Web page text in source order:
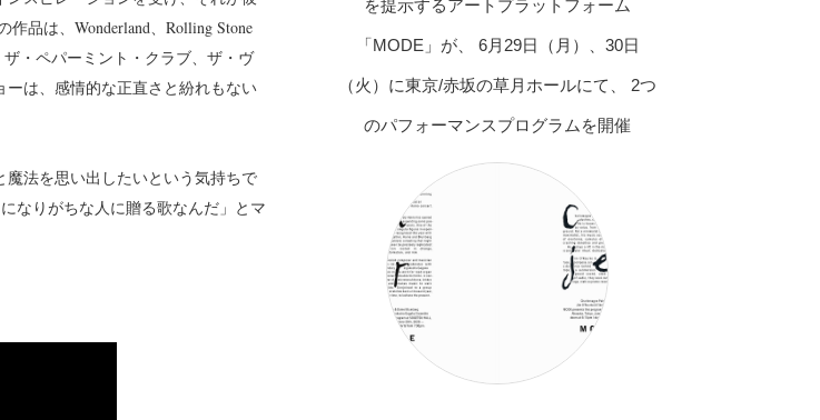
品は、Wonderland、Rolling Stone
・ペパーミント・クラブ、ザ・ヴ
は、感情的な正直さと紛れもない
魔法を思い出したいという気持ちで
なりがちな人に贈る歌なんだ」とマ
を提示するアートプラットフォーム
「MODE」が、 6月29日（月）、30日
（火）に東京/赤坂の草月ホールにて、 2つ
のパフォーマンスプログラムを開催